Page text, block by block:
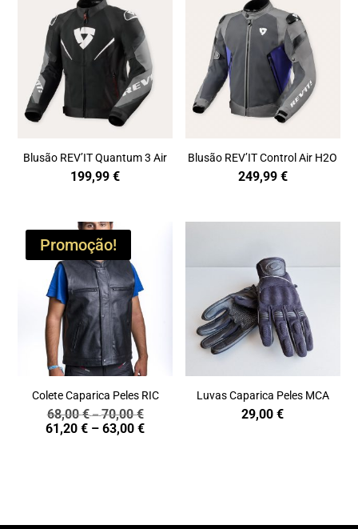
Blusão REV’IT Quantum 3 Air
199,99€
Blusão REV’IT Control Air H2O
249,99 €
Promoção!
Colete Caparica Peles RIC
68,00€–70,00€Price
range:
61,20€ – 63,00€Price
Luvas Caparica Peles MCA
29,00€